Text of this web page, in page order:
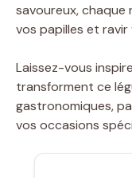
savoureux,
vos papilles et
Laissez-vous
transforment ce
gastronomiques,
vos occasions